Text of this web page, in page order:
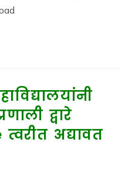
द्वारे
अद्यावत